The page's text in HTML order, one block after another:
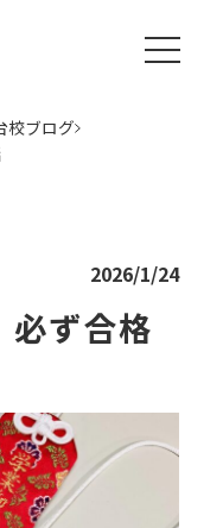
校ブログ
2026/1/24
必ず合格